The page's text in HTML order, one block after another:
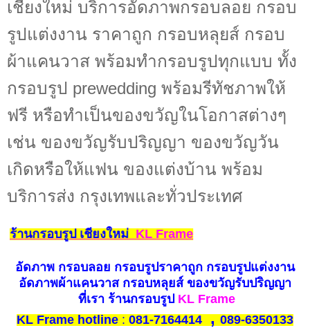
เชียงใหม่ บริการอัดภาพกรอบลอย กรอบ
รูปแต่งงาน ราคาถูก กรอบหลุยส์ กรอบ
ผ้าแคนวาส พร้อมทำกรอบรูปทุกแบบ ทั้ง
กรอบรูป prewedding พร้อมรีทัชภาพให้
ฟรี หรือทำเป็นของขวัญในโอกาสต่างๆ
เช่น ของขวัญรับปริญญา ของขวัญวัน
เกิดหรือให้แฟน ของแต่งบ้าน พร้อม
บริการส่ง กรุงเทพและทั่วประเทศ
ร้านกรอบรูป เชียงใหม่
อัดภาพ กรอบลอย กรอบรูปราคาถูก กรอบรูปแต่งงาน
อัดภาพผ้าแคนวาส กรอบหลุยส์ ของขวัญรับปริญญา
ที่เรา ร้านกรอบรูป KL Frame
KL Frame hotline : 081-7164414 ,089-6350133